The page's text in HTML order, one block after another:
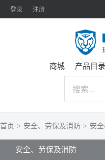
登录 注册
商城 产品目录
首页 > 安全、劳保及消防 > 安
安全、劳保及消防